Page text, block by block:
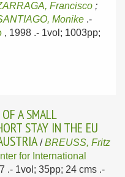
Francisco ;
Monike .-
, 1998 .- 1vol; 1003pp;
A SMALL
STAY IN THE EU
/BREUSS, Fritz
for International
.- 1vol; 35pp; 24 cms .-